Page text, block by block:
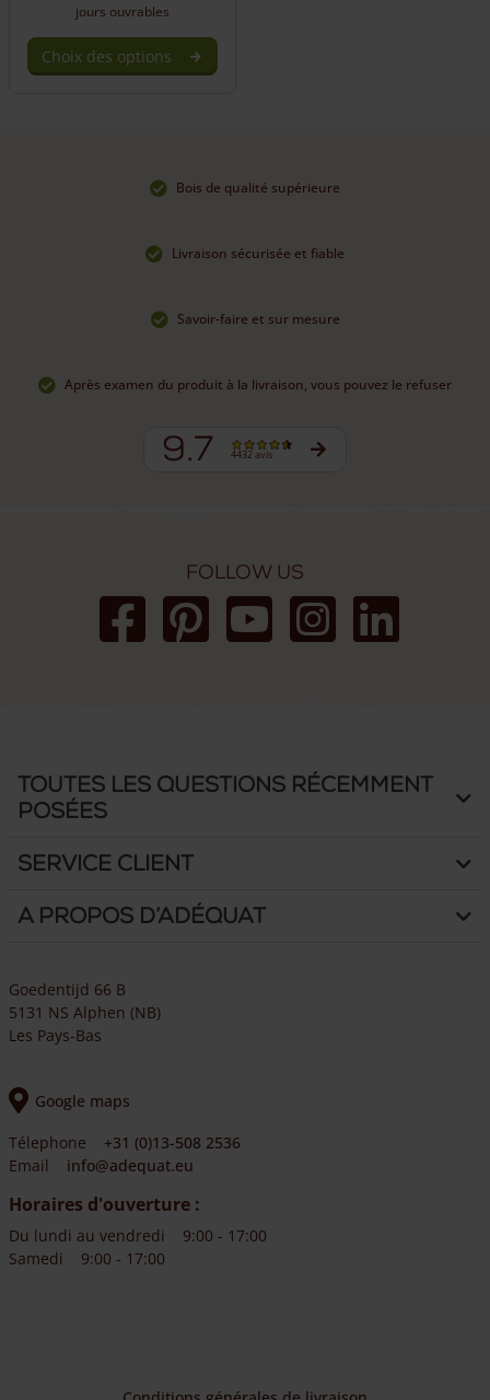
jours ouvrables
Choix des options
Bois de qualité supérieure
Livraison sécurisée et fiable
Savoir-faire et sur mesure
Après examen du produit à la livraison, vous pouvez le refuser
9.7 4432 avis
Follow us
Toutes les questions récemment
posées
Service client
A propos d’Adéquat
Goedentijd 66 B
5131 NS Alphen (NB)
Les Pays-Bas
Google maps
Télephone
+31 (0)13-508 2536
Email
info@adequat.eu
Horaires d'ouverture :
Du lundi au vendredi
9:00 - 17:00
Samedi
9:00 - 17:00